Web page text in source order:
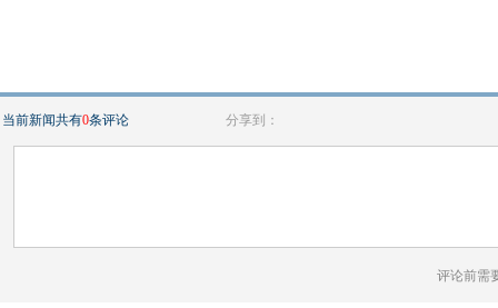
当前新闻共有0条评论 分享到：
评论前需